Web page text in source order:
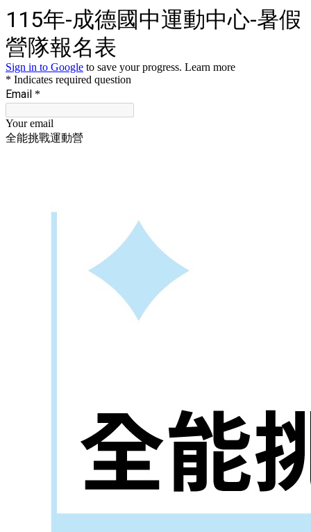
115年-成德國中運動中心-暑假
營隊報名表
Sign in to Google to save your progress. Learn more
* Indicates required question
Email *
Your email
全能挑戰運動營